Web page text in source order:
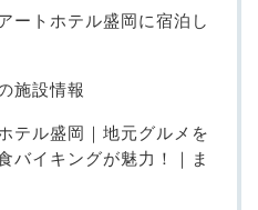
ートホテル盛岡に宿泊し
施設情報
テル盛岡｜地元グルメを
バイキングが魅力！｜ま